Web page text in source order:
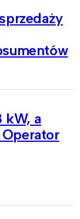
kW, a
Operator